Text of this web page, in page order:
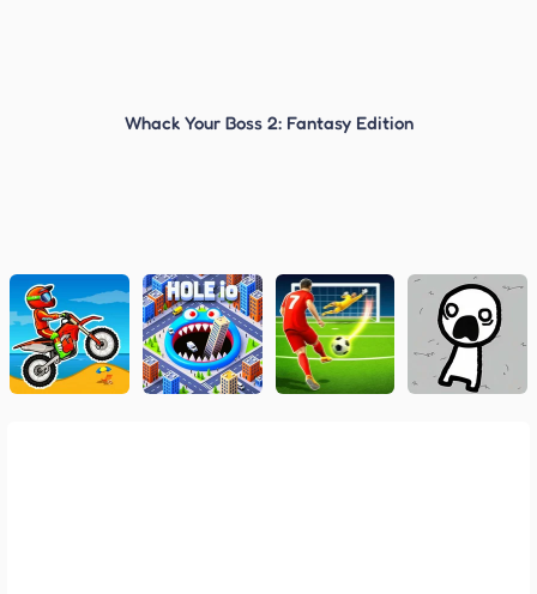
Whack Your Boss 2: Fantasy Edition